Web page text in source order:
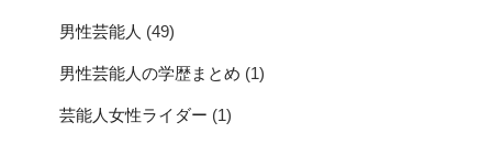
男性芸能人 (49)
男性芸能人の学歴まとめ (1)
芸能人女性ライダー (1)